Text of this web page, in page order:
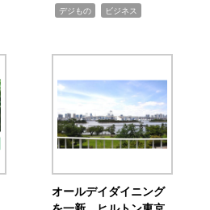
デジもの ビジネス
オールデイダイニング